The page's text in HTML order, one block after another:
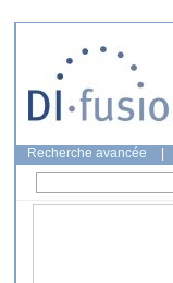
Recherche avancée